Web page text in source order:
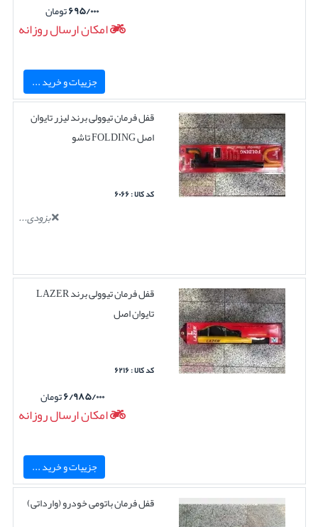
۶۹۵/۰۰۰تومان
امکان ارسال روزانه
جزییات و خرید ...
قفل فرمان تیوولی برند لیزر تایوان
اصل FOLDING تاشو
کد کالا : ۶۰۶۶
بزودی...
قفل فرمان تیوولی برند LAZER
تایوان اصل
کد کالا : ۶۲۱۶
۶/۹۸۵/۰۰۰تومان
امکان ارسال روزانه
جزییات و خرید ...
قفل فرمان باتومی خودرو (وارداتی)